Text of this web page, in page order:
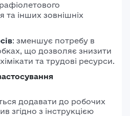
та інших зовнішніх
: зменшує потребу в
що дозволяє знизити
та трудові ресурси.
додавати до робочих
згідно з інструкцією